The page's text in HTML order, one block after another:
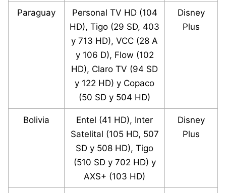
Paraguay
Personal TV HD (104
HD), Tigo (29 SD, 403
y 713 HD), VCC (28 A
y 106 D), Flow (102
HD), Claro TV (94 SD
y 122 HD) y Copaco
(50 SD y 504 HD)
Disney
Plus
Bolivia
Entel (41 HD), Inter
Satelital (105 HD, 507
SD y 508 HD), Tigo
(510 SD y 702 HD) y
AXS+ (103 HD)
Disney
Plus